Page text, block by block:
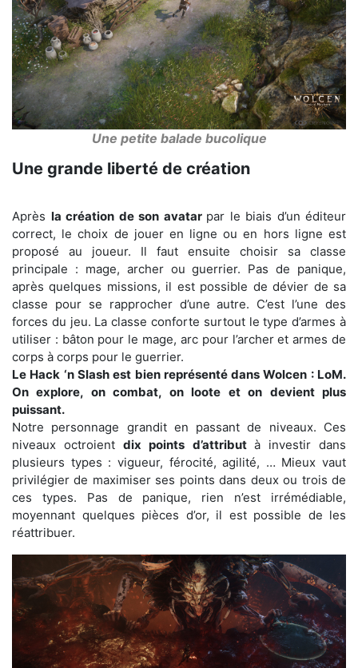
Une petite balade bucolique
Une grande liberté de création
Après la création de son avatar par le biais d’un éditeur
correct, le choix de jouer en ligne ou en hors ligne est
proposé au joueur. Il faut ensuite choisir sa classe
principale : mage, archer ou guerrier. Pas de panique,
après quelques missions, il est possible de dévier de sa
classe pour se rapprocher d’une autre. C’est l’une des
forces du jeu. La classe conforte surtout le type d’armes à
utiliser : bâton pour le mage, arc pour l’archer et armes de
corps à corps pour le guerrier.
Le Hack ‘n Slash est bien représenté dans Wolcen : LoM.
On explore, on combat, on loote et on devient plus
puissant.
Notre personnage grandit en passant de niveaux. Ces
niveaux octroientdix points d’attribut à investir dans
plusieurs types : vigueur, férocité, agilité, … Mieux vaut
privilégier de maximiser ses points dans deux ou trois de
ces types. Pas de panique, rien n’est irrémédiable,
moyennant quelques pièces d’or, il est possible de les
réattribuer.